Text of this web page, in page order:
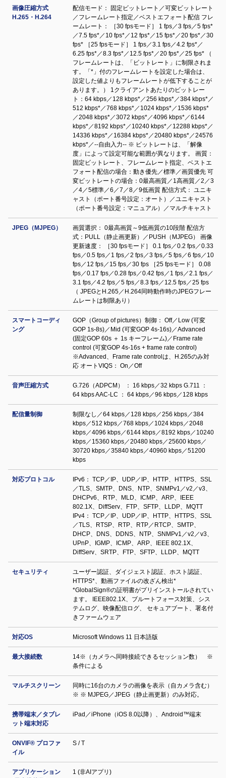
画像圧縮方式
H.265・H.264
配信モード： 固定ビットレート／可変ビットレート
／フレームレート指定／ベストエフォート配信 フレ
ームレート： ［30 fpsモード］ 1 fps／3 fps／5 fps*
／7.5 fps*／10 fps*／12 fps*／15 fps*／20 fps*／30
fps* ［25 fpsモード］ 1 fps／3.1 fps／4.2 fps*／
6.25 fps*／8.3 fps*／12.5 fps*／20 fps*／25 fps* （
フレームレートは、「ビットレート」に制限されま
す。「*」付のフレームレートを設定した場合は、
設定した値よりもフレームレートが低下することが
あります。） 1クライアントあたりのビットレー
ト：64 kbps／128 kbps*／256 kbps*／384 kbps*／
512 kbps*／768 kbps*／1024 kbps*／1536 kbps*
／2048 kbps*／3072 kbps*／4096 kbps*／6144
kbps*／8192 kbps*／10240 kbps*／12288 kbps*／
14336 kbps*／16384 kbps*／20480 kbps*／24576
kbps*／--自由入力-- ※ ビットレートは、「解像
度」によって設定可能な範囲が異なります。 画質：
固定ビットレート、フレームレート指定、ベストエ
フォート配信の場合：動き優先／標準／画質優先 可
変ビットレートの場合：0最高画質／1高画質／2／3
／4／5標準／6／7／8／9低画質 配信方式： ユニキ
ャスト（ポート番号設定：オート）／ユニキャスト
（ポート番号設定：マニュアル）／マルチキャスト
JPEG（MJPEG）
画質選択： 0最高画質～9低画質の10段階 配信方
式：PULL（静止画更新）／PUSH（MJPEG） 画像
更新速度： ［30 fpsモード］ 0.1 fps／0.2 fps／0.33
fps／0.5 fps／1 fps／2 fps／3 fps／5 fps／6 fps／10
fps／12 fps／15 fps／30 fps ［25 fpsモード］ 0.08
fps／0.17 fps／0.28 fps／0.42 fps／1 fps／2.1 fps／
3.1 fps／4.2 fps／5 fps／8.3 fps／12.5 fps／25 fps
（ JPEGとH.265／H.264同時動作時のJPEGフレー
ムレートは制限あり）
スマートコーディ
ング
GOP（Group of pictures）制御： Off／Low (可変
GOP 1s-8s)／Mid (可変GOP 4s-16s)／Advanced
(固定GOP 60s ＋ 1s キーフレーム)／Frame rate
control (可変GOP 4s-16s + frame rate control)
※Advanced、Frame rate controlは、H.265のみ対
応 オートVIQS： On／Off
音声圧縮方式
G.726（ADPCM） ： 16 kbps／32 kbps G.711 ：
64 kbps AAC-LC ： 64 kbps／96 kbps／128 kbps
配信量制御
制限なし／64 kbps／128 kbps／256 kbps／384
kbps／512 kbps／768 kbps／1024 kbps／2048
kbps／4096 kbps／6144 kbps／8192 kbps／10240
kbps／15360 kbps／20480 kbps／25600 kbps／
30720 kbps／35840 kbps／40960 kbps／51200
kbps
対応プロトコル
IPv6： TCP／IP、UDP／IP、HTTP、HTTPS、SSL
／TLS、SMTP、DNS、NTP、SNMPv1／v2／v3、
DHCPv6、RTP、MLD、ICMP、ARP、IEEE
802.1X、DiffServ、FTP、SFTP、LLDP、MQTT
IPv4： TCP／IP、UDP／IP、HTTP、HTTPS、SSL
／TLS、RTSP、RTP、RTP／RTCP、SMTP、
DHCP、DNS、DDNS、NTP、SNMPv1／v2／v3、
UPnP、IGMP、ICMP、ARP、IEEE 802.1X、
DiffServ、SRTP、FTP、SFTP、LLDP、MQTT
セキュリティ
ユーザー認証、ダイジェスト認証、ホスト認証、
HTTPS*、動画ファイルの改ざん検出*
*GlobalSign®の証明書がプリインストールされてい
ます。 IEEE802.1X、ブルートフォース対策、シス
テムログ、映像配信ログ、 セキュアブート、署名付
きファームウェア
対応OS Microsoft Windows 11 日本語版
最大接続数
14※（カメラへ同時接続できるセッション数） ※
条件による
マルチスクリーン
同時に16台のカメラの画像を表示（自カメラ含む）
※ ※ MJPEG／JPEG（静止画更新）のみ対応。
携帯端末／タブレ
ット端末対応
iPad／iPhone（iOS 8.0以降）、Android™端末
ONVIF® プロファ
イル
S / T
アプリケーション
1 (非AIアプリ)